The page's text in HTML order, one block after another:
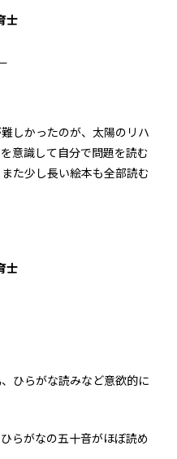
士
しかったのが、太陽のリハ
意識して自分で問題を読む
た少し長い絵本も全部読む
士
ひらがな読みなど意欲的に
らがなの五十音がほぼ読め